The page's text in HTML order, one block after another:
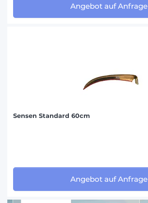
Angebot auf Anfrage
Sensen Standard 60cm
Angebot auf Anfrage